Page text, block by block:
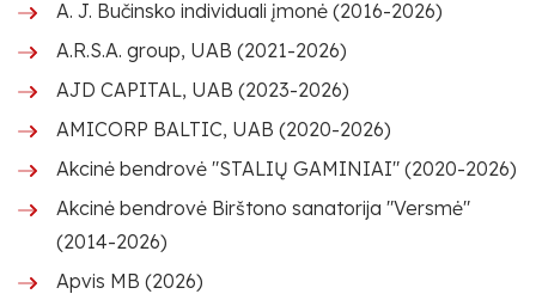
A. J. Bučinsko individuali įmonė (2016-2026)
A.R.S.A. group, UAB (2021-2026)
AJD CAPITAL, UAB (2023-2026)
AMICORP BALTIC, UAB (2020-2026)
Akcinė bendrovė "STALIŲ GAMINIAI" (2020-2026)
Akcinė bendrovė Birštono sanatorija "Versmė"
(2014-2026)
Apvis MB (2026)